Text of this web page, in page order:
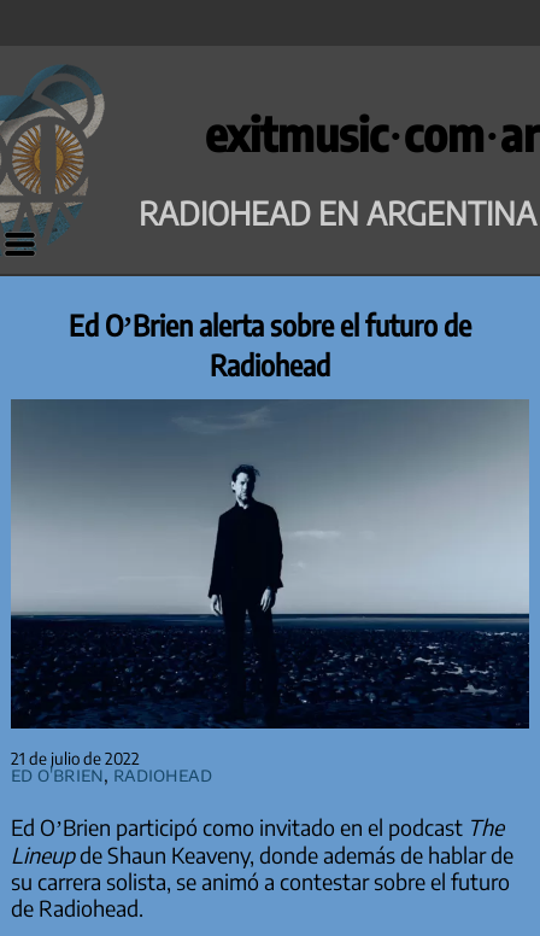
Saltar
al
contenido
exitmusic·com·ar
RADIOHEAD EN ARGENTINA
Ed O’Brien alerta sobre el futuro de
Radiohead
21 de julio de 2022
Ed O'Brien,Radiohead
Ed O’Brien participó como invitado en el podcast The
Lineupde Shaun Keaveny, donde además de hablar de
su carrera solista, se animó a contestar sobre el futuro
de Radiohead.